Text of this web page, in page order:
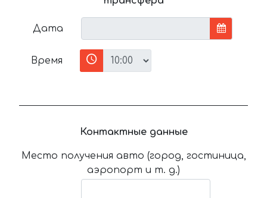
Дата
Время
Контактные данные
Место получения авто (город, гостиница,
аэропорт и т. д.)